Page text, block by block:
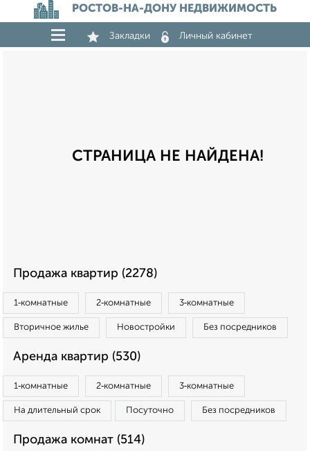
РОСТОВ-НА-ДОНУ НЕДВИЖИМОСТЬ
Закладки Личный кабинет
СТРАНИЦА НЕ НАЙДЕНА!
Продажа квартир (2278)
1‑комнатные 2‑комнатные 3‑комнатные
Вторичное жилье Новостройки Без посредников
Аренда квартир (530)
1‑комнатные 2‑комнатные 3‑комнатные
На длительный срок Посуточно Без посредников
Продажа комнат (514)